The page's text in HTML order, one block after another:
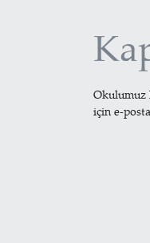
Okulumuz
için e-